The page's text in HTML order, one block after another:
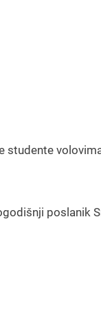
studente
poslanik